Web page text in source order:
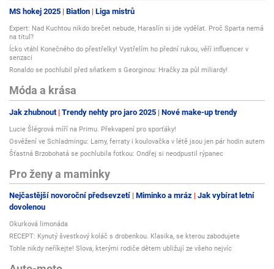
MS hokej 2025 Biatlon Liga mistrů
Expert: Nad Kuchtou nikdo brečet nebude, Haraslín si jde vydělat. Proč Sparta nemá
na titul?
Ícko vtáhl Konečného do přestřelky! Vystřelím ho přední rukou, věří influencer v
senzaci
Ronaldo se pochlubil před sňatkem s Georginou: Hračky za půl miliardy!
Móda a krása
Jak zhubnout Trendy nehty pro jaro 2025 Nové make-up trendy
Lucie Šlégrová míří na Primu. Překvapení pro sporťáky!
Osvěžení ve Schladmingu: Lamy, ferraty i koulovačka v létě jsou jen pár hodin autem
Šťastná Brzobohatá se pochlubila fotkou: Ondřej si neodpustil rýpanec
Pro ženy a maminky
Nejčastější novoroční předsevzetí Miminko a mráz Jak vybírat letní
dovolenou
Okurková limonáda
RECEPT: Kynutý švestkový koláč s drobenkou. Klasika, se kterou zabodujete
Tohle nikdy neříkejte! Slova, kterými rodiče dětem ubližují ze všeho nejvíc